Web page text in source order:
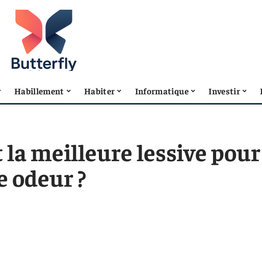
Habillement Habiter Informatique Investir
la meilleure lessive
odeur ?